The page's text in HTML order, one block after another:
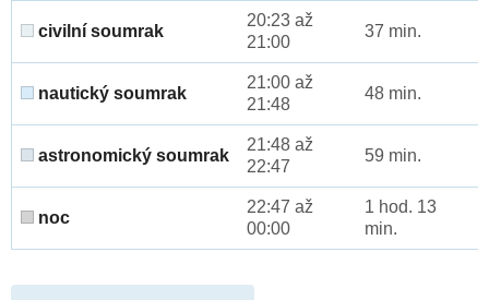
civilní soumrak
20:23 až
21:00
37 min.
nautický soumrak
21:00 až
21:48
48 min.
astronomický soumrak
21:48 až
22:47
59 min.
noc
22:47 až
00:00
1 hod. 13
min.